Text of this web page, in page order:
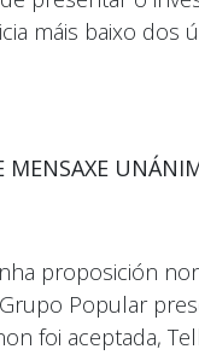
máis baixo dos
MENSAXE
proposición
Popular
foi aceptada,